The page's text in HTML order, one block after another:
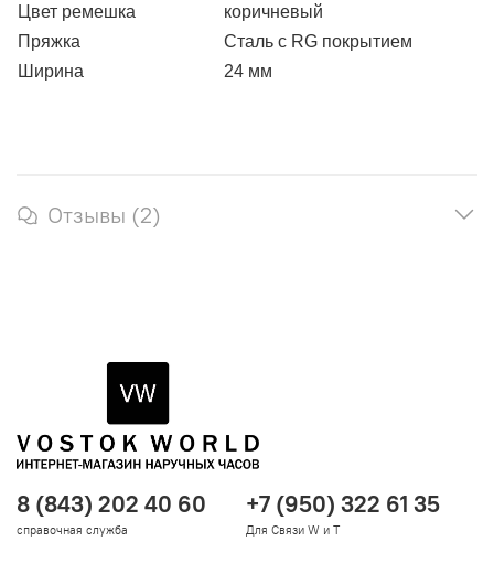
Цвет ремешка
коричневый
Пряжка
Сталь с RG покрытием
Ширина
24 мм
Отзывы (2)
8 (843) 202 40 60
справочная служба
+7 (950) 322 61 35
Для Связи W и T